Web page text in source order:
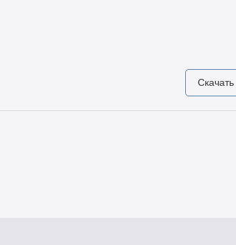
Скачать